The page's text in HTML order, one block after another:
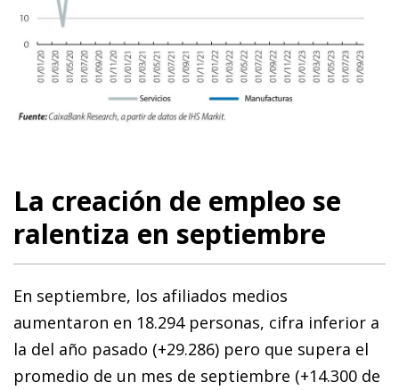
La creación de empleo se
ralentiza en septiembre
En septiembre, los afiliados medios
aumentaron en 18.294 personas, cifra inferior a
la del año pasado (+29.286) pero que supera el
promedio de un mes de septiembre (+14.300 de